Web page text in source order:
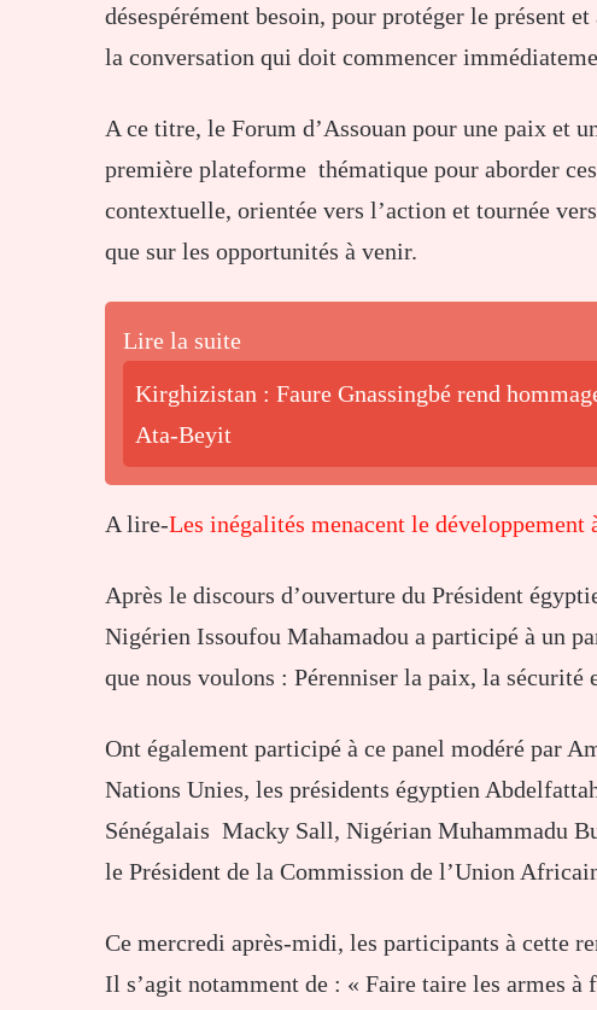
désespérément besoin, pour protéger le présent
la conversation qui doit commencer
A ce titre, le Forum d’Assouan pour une paix et
première plateforme thématique pour aborder
contextuelle, orientée vers l’action et tournée
que sur les opportunités à venir.
Lire la suite
Kirghizistan : Faure Gnassingbé rend
Ata-Beyit
A lire-Les inégalités menacent le développement
Après le discours d’ouverture du Président
Nigérien Issoufou Mahamadou a participé à un
que nous voulons : Pérenniser la paix, la sécurité
Ont également participé à ce panel modéré par
Nations Unies, les présidents égyptien
Sénégalais Macky Sall, Nigérian Muhammadu
le Président de la Commission de l’Union
Ce mercredi après-midi, les participants à cette
Il s’agit notamment de : « Faire taire les armes